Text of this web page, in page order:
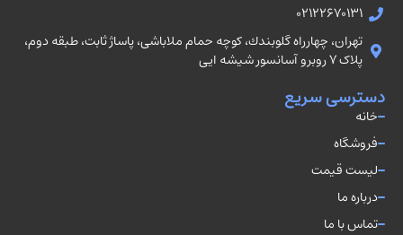
دسترسی سریع
خانه
فروشگاه
لیست قیمت
درباره ما
تماس با ما
02122670131
تهران، چهارراه گلوبندك، كوچه حمام ملاباشى، پاساژ ثابت، طبقه دوم،
پلاک ۷ روبرو آسانسور شيشه ايى